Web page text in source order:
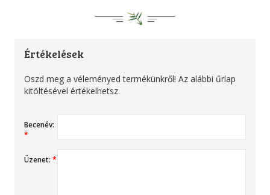
Értékelések
Oszd meg a véleményed termékünkről! Az alábbi űrlap
kitöltésével értékelhetsz.
Becenév:
*
Üzenet: *